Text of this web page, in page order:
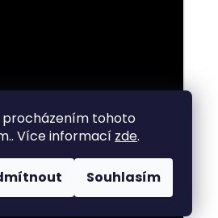
procházením tohoto
Více informací zde.
Souhlasím